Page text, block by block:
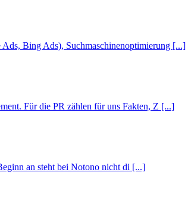
Bing Ads), Suchmaschinenoptimierung [...]
Für die PR zählen für uns Fakten, Z [...]
an steht bei Notono nicht di [...]